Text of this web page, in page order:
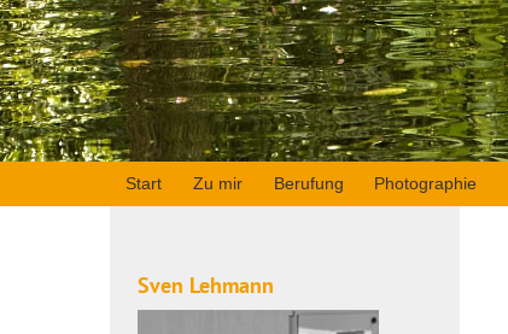
Start Zu mir Berufung Photographie
Sven Lehmann